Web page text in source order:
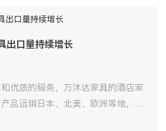
出口量持续增长
优质的服务，万沐达家具的酒店家
品远销日本、北美、欧洲等地，赢
誉。